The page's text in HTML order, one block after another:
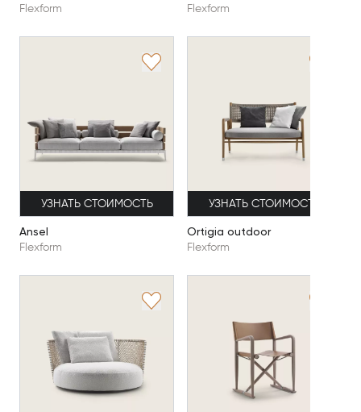
Flexform Flexform
УЗНАТЬ СТОИМОСТЬ
Ansel
Flexform
УЗНАТЬ СТОИМОСТЬ
Ortigia outdoor
Flexform